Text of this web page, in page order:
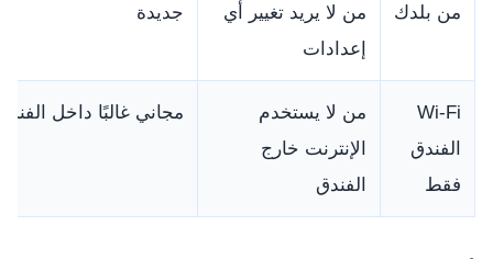
من بلدك
من لا يريد تغيير أي
إعدادات
جديدة
Wi-Fi
الفندق
فقط
من لا يستخدم
الإنترنت خارج
الفندق
مجاني غالبًا داخل